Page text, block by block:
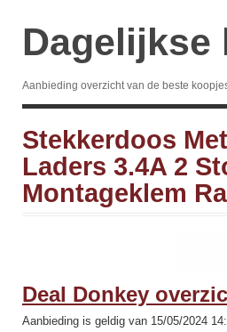
Dagelijkse
Aanbieding overzicht van de beste
Stekkerdoos
Laders 3.4A 2
Montageklem
Deal Donkey
Aanbieding is geldig van 15/05/2024